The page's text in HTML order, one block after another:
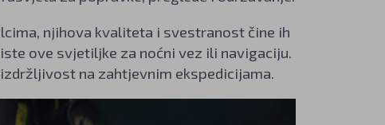
njihova kvaliteta i svestranost čine ih
ove svjetiljke za noćni vez ili navigaciju.
na zahtjevnim ekspedicijama.